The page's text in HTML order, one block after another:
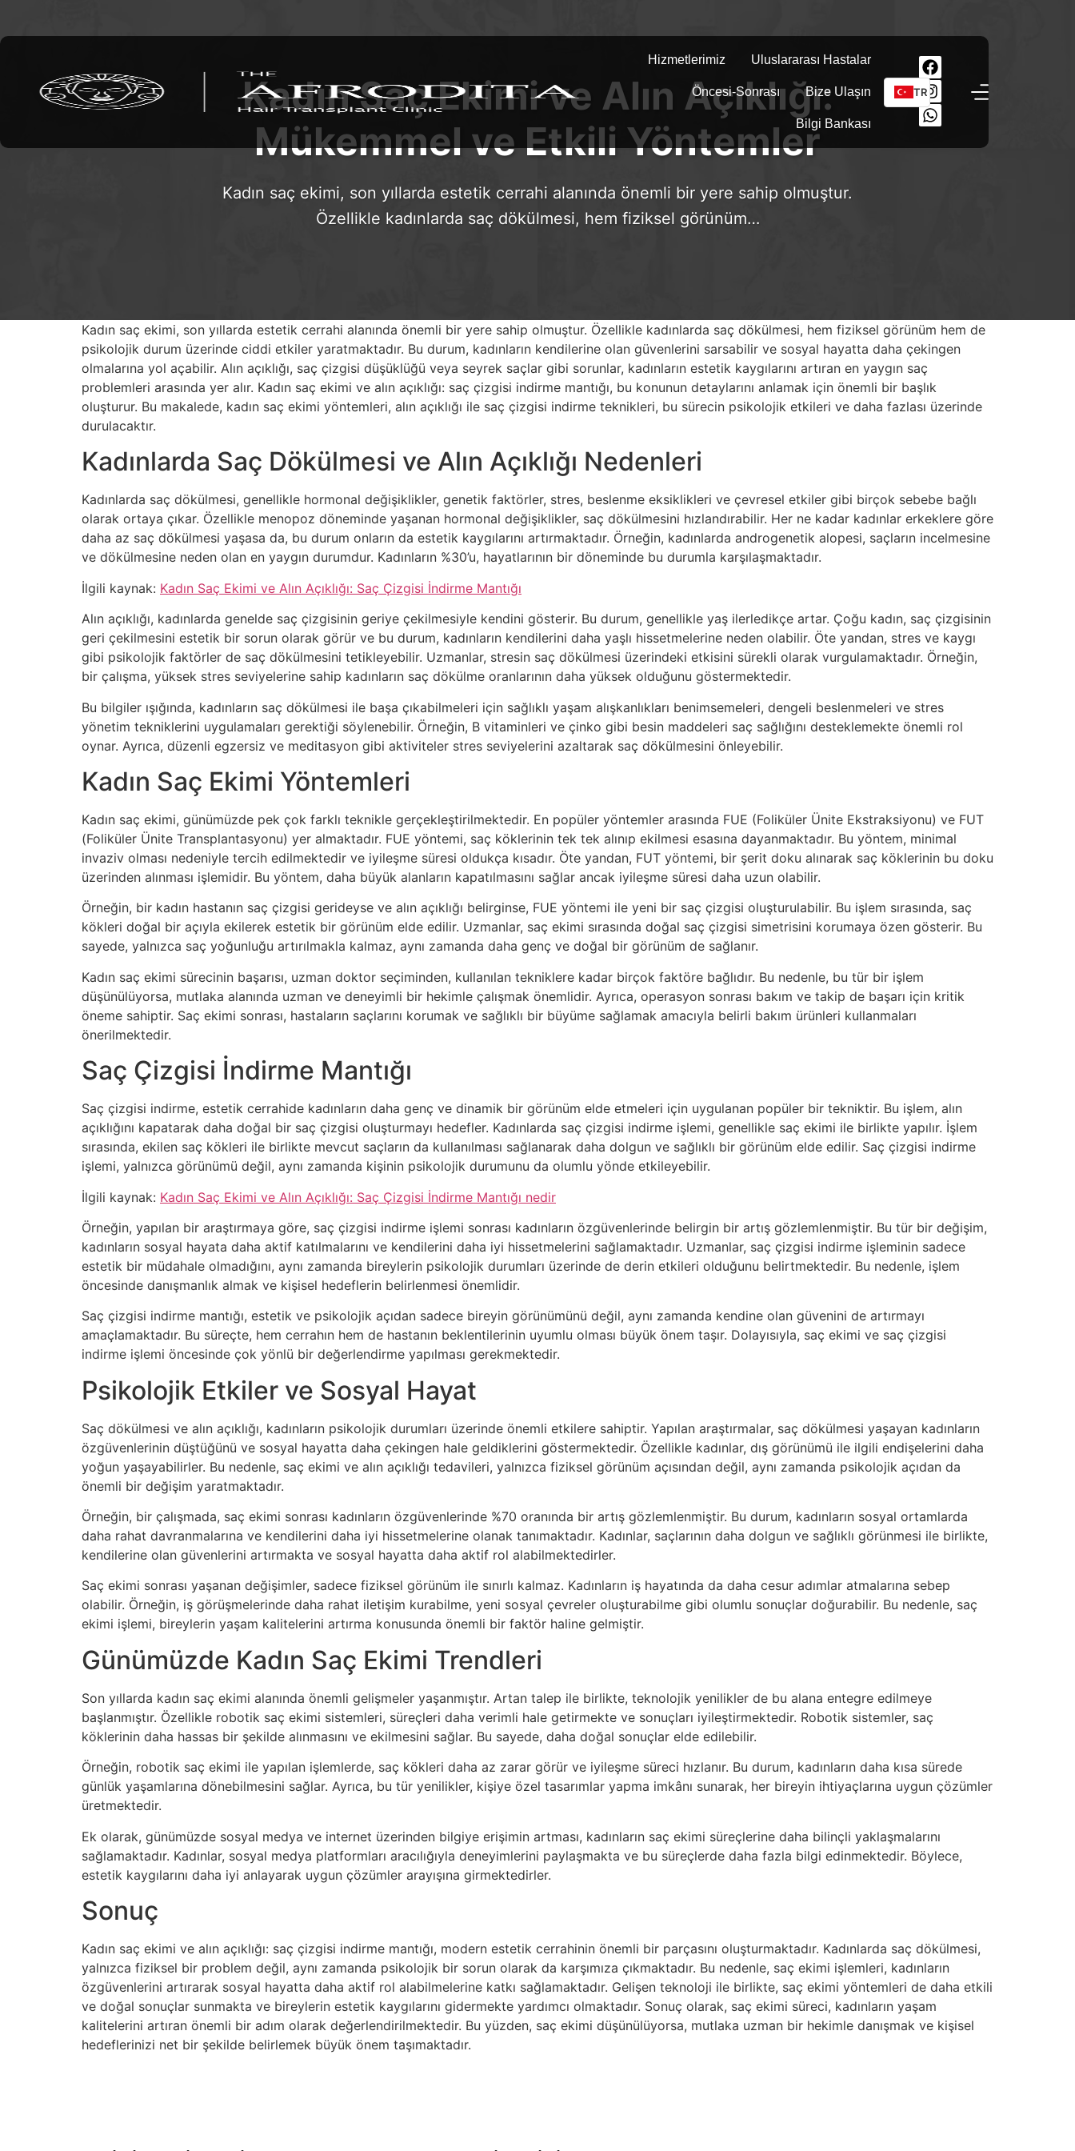
Hizmetlerimiz Uluslararası Hastalar
Öncesi-Sonrası Bize Ulaşın
Bilgi Bankası
TR
Kadın Saç Ekimi ve Alın Açıklığı:
Mükemmel ve Etkili Yöntemler
Kadın saç ekimi, son yıllarda estetik cerrahi alanında önemli bir yere sahip olmuştur.
Özellikle kadınlarda saç dökülmesi, hem fiziksel görünüm…
Kadın saç ekimi, son yıllarda estetik cerrahi alanında önemli bir yere sahip olmuştur. Özellikle kadınlarda saç dökülmesi, hem fiziksel görünüm hem de
psikolojik durum üzerinde ciddi etkiler yaratmaktadır. Bu durum, kadınların kendilerine olan güvenlerini sarsabilir ve sosyal hayatta daha çekingen
olmalarına yol açabilir. Alın açıklığı, saç çizgisi düşüklüğü veya seyrek saçlar gibi sorunlar, kadınların estetik kaygılarını artıran en yaygın saç
problemleri arasında yer alır. Kadın saç ekimi ve alın açıklığı: saç çizgisi indirme mantığı, bu konunun detaylarını anlamak için önemli bir başlık
oluşturur. Bu makalede, kadın saç ekimi yöntemleri, alın açıklığı ile saç çizgisi indirme teknikleri, bu sürecin psikolojik etkileri ve daha fazlası üzerinde
durulacaktır.
Kadınlarda Saç Dökülmesi ve Alın Açıklığı Nedenleri
Kadınlarda saç dökülmesi, genellikle hormonal değişiklikler, genetik faktörler, stres, beslenme eksiklikleri ve çevresel etkiler gibi birçok sebebe bağlı
olarak ortaya çıkar. Özellikle menopoz döneminde yaşanan hormonal değişiklikler, saç dökülmesini hızlandırabilir. Her ne kadar kadınlar erkeklere göre
daha az saç dökülmesi yaşasa da, bu durum onların da estetik kaygılarını artırmaktadır. Örneğin, kadınlarda androgenetik alopesi, saçların incelmesine
ve dökülmesine neden olan en yaygın durumdur. Kadınların %30’u, hayatlarının bir döneminde bu durumla karşılaşmaktadır.
İlgili kaynak: Kadın Saç Ekimi ve Alın Açıklığı: Saç Çizgisi İndirme Mantığı
Alın açıklığı, kadınlarda genelde saç çizgisinin geriye çekilmesiyle kendini gösterir. Bu durum, genellikle yaş ilerledikçe artar. Çoğu kadın, saç çizgisinin
geri çekilmesini estetik bir sorun olarak görür ve bu durum, kadınların kendilerini daha yaşlı hissetmelerine neden olabilir. Öte yandan, stres ve kaygı
gibi psikolojik faktörler de saç dökülmesini tetikleyebilir. Uzmanlar, stresin saç dökülmesi üzerindeki etkisini sürekli olarak vurgulamaktadır. Örneğin,
bir çalışma, yüksek stres seviyelerine sahip kadınların saç dökülme oranlarının daha yüksek olduğunu göstermektedir.
Bu bilgiler ışığında, kadınların saç dökülmesi ile başa çıkabilmeleri için sağlıklı yaşam alışkanlıkları benimsemeleri, dengeli beslenmeleri ve stres
yönetim tekniklerini uygulamaları gerektiği söylenebilir. Örneğin, B vitaminleri ve çinko gibi besin maddeleri saç sağlığını desteklemekte önemli rol
oynar. Ayrıca, düzenli egzersiz ve meditasyon gibi aktiviteler stres seviyelerini azaltarak saç dökülmesini önleyebilir.
Kadın Saç Ekimi Yöntemleri
Kadın saç ekimi, günümüzde pek çok farklı teknikle gerçekleştirilmektedir. En popüler yöntemler arasında FUE (Foliküler Ünite Ekstraksiyonu) ve FUT
(Foliküler Ünite Transplantasyonu) yer almaktadır. FUE yöntemi, saç köklerinin tek tek alınıp ekilmesi esasına dayanmaktadır. Bu yöntem, minimal
invaziv olması nedeniyle tercih edilmektedir ve iyileşme süresi oldukça kısadır. Öte yandan, FUT yöntemi, bir şerit doku alınarak saç köklerinin bu doku
üzerinden alınması işlemidir. Bu yöntem, daha büyük alanların kapatılmasını sağlar ancak iyileşme süresi daha uzun olabilir.
Örneğin, bir kadın hastanın saç çizgisi gerideyse ve alın açıklığı belirginse, FUE yöntemi ile yeni bir saç çizgisi oluşturulabilir. Bu işlem sırasında, saç
kökleri doğal bir açıyla ekilerek estetik bir görünüm elde edilir. Uzmanlar, saç ekimi sırasında doğal saç çizgisi simetrisini korumaya özen gösterir. Bu
sayede, yalnızca saç yoğunluğu artırılmakla kalmaz, aynı zamanda daha genç ve doğal bir görünüm de sağlanır.
Kadın saç ekimi sürecinin başarısı, uzman doktor seçiminden, kullanılan tekniklere kadar birçok faktöre bağlıdır. Bu nedenle, bu tür bir işlem
düşünülüyorsa, mutlaka alanında uzman ve deneyimli bir hekimle çalışmak önemlidir. Ayrıca, operasyon sonrası bakım ve takip de başarı için kritik
öneme sahiptir. Saç ekimi sonrası, hastaların saçlarını korumak ve sağlıklı bir büyüme sağlamak amacıyla belirli bakım ürünleri kullanmaları
önerilmektedir.
Saç Çizgisi İndirme Mantığı
Saç çizgisi indirme, estetik cerrahide kadınların daha genç ve dinamik bir görünüm elde etmeleri için uygulanan popüler bir tekniktir. Bu işlem, alın
açıklığını kapatarak daha doğal bir saç çizgisi oluşturmayı hedefler. Kadınlarda saç çizgisi indirme işlemi, genellikle saç ekimi ile birlikte yapılır. İşlem
sırasında, ekilen saç kökleri ile birlikte mevcut saçların da kullanılması sağlanarak daha dolgun ve sağlıklı bir görünüm elde edilir. Saç çizgisi indirme
işlemi, yalnızca görünümü değil, aynı zamanda kişinin psikolojik durumunu da olumlu yönde etkileyebilir.
İlgili kaynak: Kadın Saç Ekimi ve Alın Açıklığı: Saç Çizgisi İndirme Mantığı nedir
Örneğin, yapılan bir araştırmaya göre, saç çizgisi indirme işlemi sonrası kadınların özgüvenlerinde belirgin bir artış gözlemlenmiştir. Bu tür bir değişim,
kadınların sosyal hayata daha aktif katılmalarını ve kendilerini daha iyi hissetmelerini sağlamaktadır. Uzmanlar, saç çizgisi indirme işleminin sadece
estetik bir müdahale olmadığını, aynı zamanda bireylerin psikolojik durumları üzerinde de derin etkileri olduğunu belirtmektedir. Bu nedenle, işlem
öncesinde danışmanlık almak ve kişisel hedeflerin belirlenmesi önemlidir.
Saç çizgisi indirme mantığı, estetik ve psikolojik açıdan sadece bireyin görünümünü değil, aynı zamanda kendine olan güvenini de artırmayı
amaçlamaktadır. Bu süreçte, hem cerrahın hem de hastanın beklentilerinin uyumlu olması büyük önem taşır. Dolayısıyla, saç ekimi ve saç çizgisi
indirme işlemi öncesinde çok yönlü bir değerlendirme yapılması gerekmektedir.
Psikolojik Etkiler ve Sosyal Hayat
Saç dökülmesi ve alın açıklığı, kadınların psikolojik durumları üzerinde önemli etkilere sahiptir. Yapılan araştırmalar, saç dökülmesi yaşayan kadınların
özgüvenlerinin düştüğünü ve sosyal hayatta daha çekingen hale geldiklerini göstermektedir. Özellikle kadınlar, dış görünümü ile ilgili endişelerini daha
yoğun yaşayabilirler. Bu nedenle, saç ekimi ve alın açıklığı tedavileri, yalnızca fiziksel görünüm açısından değil, aynı zamanda psikolojik açıdan da
önemli bir değişim yaratmaktadır.
Örneğin, bir çalışmada, saç ekimi sonrası kadınların özgüvenlerinde %70 oranında bir artış gözlemlenmiştir. Bu durum, kadınların sosyal ortamlarda
daha rahat davranmalarına ve kendilerini daha iyi hissetmelerine olanak tanımaktadır. Kadınlar, saçlarının daha dolgun ve sağlıklı görünmesi ile birlikte,
kendilerine olan güvenlerini artırmakta ve sosyal hayatta daha aktif rol alabilmektedirler.
Saç ekimi sonrası yaşanan değişimler, sadece fiziksel görünüm ile sınırlı kalmaz. Kadınların iş hayatında da daha cesur adımlar atmalarına sebep
olabilir. Örneğin, iş görüşmelerinde daha rahat iletişim kurabilme, yeni sosyal çevreler oluşturabilme gibi olumlu sonuçlar doğurabilir. Bu nedenle, saç
ekimi işlemi, bireylerin yaşam kalitelerini artırma konusunda önemli bir faktör haline gelmiştir.
Günümüzde Kadın Saç Ekimi Trendleri
Son yıllarda kadın saç ekimi alanında önemli gelişmeler yaşanmıştır. Artan talep ile birlikte, teknolojik yenilikler de bu alana entegre edilmeye
başlanmıştır. Özellikle robotik saç ekimi sistemleri, süreçleri daha verimli hale getirmekte ve sonuçları iyileştirmektedir. Robotik sistemler, saç
köklerinin daha hassas bir şekilde alınmasını ve ekilmesini sağlar. Bu sayede, daha doğal sonuçlar elde edilebilir.
Örneğin, robotik saç ekimi ile yapılan işlemlerde, saç kökleri daha az zarar görür ve iyileşme süreci hızlanır. Bu durum, kadınların daha kısa sürede
günlük yaşamlarına dönebilmesini sağlar. Ayrıca, bu tür yenilikler, kişiye özel tasarımlar yapma imkânı sunarak, her bireyin ihtiyaçlarına uygun çözümler
üretmektedir.
Ek olarak, günümüzde sosyal medya ve internet üzerinden bilgiye erişimin artması, kadınların saç ekimi süreçlerine daha bilinçli yaklaşmalarını
sağlamaktadır. Kadınlar, sosyal medya platformları aracılığıyla deneyimlerini paylaşmakta ve bu süreçlerde daha fazla bilgi edinmektedir. Böylece,
estetik kaygılarını daha iyi anlayarak uygun çözümler arayışına girmektedirler.
Sonuç
Kadın saç ekimi ve alın açıklığı: saç çizgisi indirme mantığı, modern estetik cerrahinin önemli bir parçasını oluşturmaktadır. Kadınlarda saç dökülmesi,
yalnızca fiziksel bir problem değil, aynı zamanda psikolojik bir sorun olarak da karşımıza çıkmaktadır. Bu nedenle, saç ekimi işlemleri, kadınların
özgüvenlerini artırarak sosyal hayatta daha aktif rol alabilmelerine katkı sağlamaktadır. Gelişen teknoloji ile birlikte, saç ekimi yöntemleri de daha etkili
ve doğal sonuçlar sunmakta ve bireylerin estetik kaygılarını gidermekte yardımcı olmaktadır. Sonuç olarak, saç ekimi süreci, kadınların yaşam
kalitelerini artıran önemli bir adım olarak değerlendirilmektedir. Bu yüzden, saç ekimi düşünülüyorsa, mutlaka uzman bir hekimle danışmak ve kişisel
hedeflerinizi net bir şekilde belirlemek büyük önem taşımaktadır.